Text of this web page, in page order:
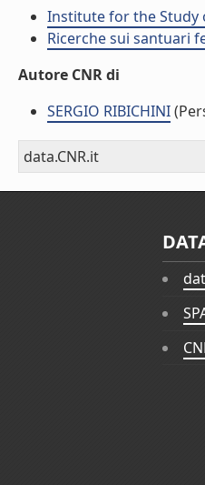
Institute for the Study
Ricerche sui santuari
Autore CNR di
SERGIO RIBICHINI
data.CNR.it